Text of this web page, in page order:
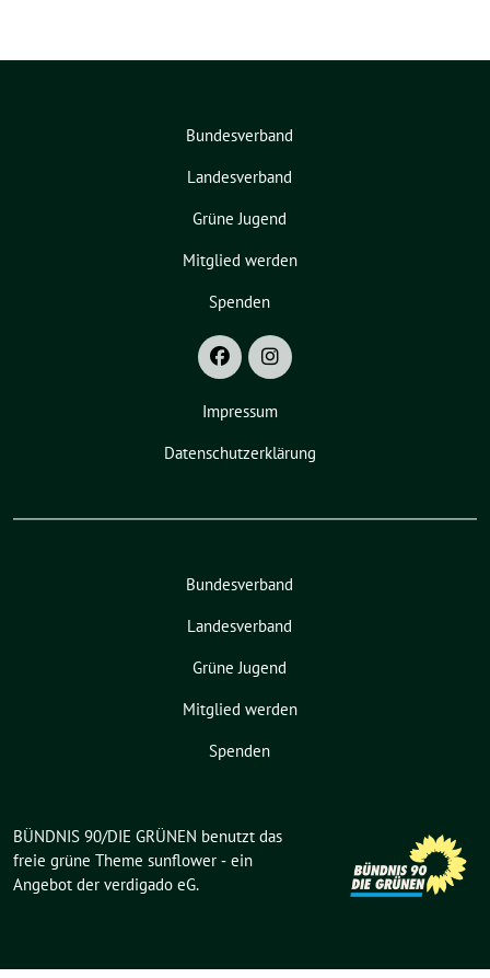
Bundesverband
Landesverband
Grüne Jugend
Mitglied werden
Spenden
Impressum
Datenschutzerklärung
Bundesverband
Landesverband
Grüne Jugend
Mitglied werden
Spenden
BÜNDNIS 90/DIE GRÜNEN benutzt das
freie grüne Theme sunflower ‐ ein
Angebot der verdigado eG.